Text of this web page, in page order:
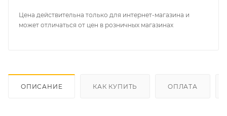
Цена действительна только для интернет-магазина и
может отличаться от цен в розничных магазинах
ОПИСАНИЕ КАК КУПИТЬ ОПЛАТА